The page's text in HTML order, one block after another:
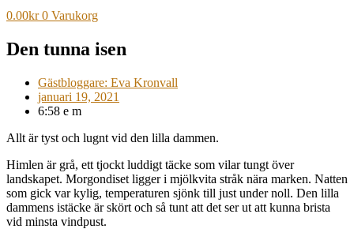
0.00kr 0 Varukorg
Den tunna isen
Gästbloggare: Eva Kronvall
januari 19, 2021
6:58 e m
Allt är tyst och lugnt vid den lilla dammen.
Himlen är grå, ett tjockt luddigt täcke som vilar tungt över
landskapet. Morgondiset ligger i mjölkvita stråk nära marken. Natten
som gick var kylig, temperaturen sjönk till just under noll. Den lilla
dammens istäcke är skört och så tunt att det ser ut att kunna brista
vid minsta vindpust.